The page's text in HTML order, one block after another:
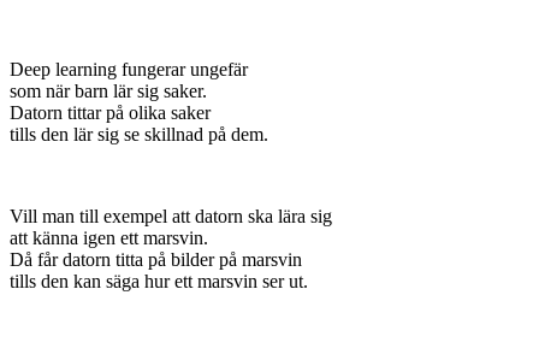
Deep learning fungerar ungefär
som när barn lär sig saker.
Datorn tittar på olika saker
tills den lär sig se skillnad på dem.
Vill man till exempel att datorn ska lära sig
att känna igen ett marsvin.
Då får datorn titta på bilder på marsvin
tills den kan säga hur ett marsvin ser ut.